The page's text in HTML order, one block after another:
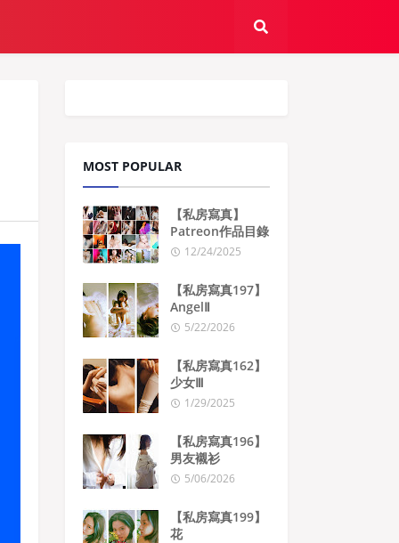
MOST POPULAR
【私房寫真】
Patreon作品目錄
12/24/2025
【私房寫真197】
AngelⅡ
5/22/2026
【私房寫真162】
少女Ⅲ
1/29/2025
【私房寫真196】
男友襯衫
5/06/2026
【私房寫真199】
花